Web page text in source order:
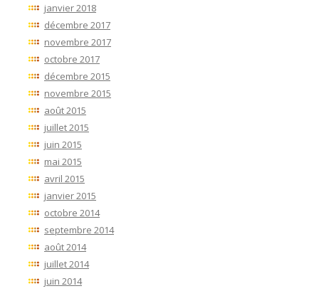
janvier 2018
décembre 2017
novembre 2017
octobre 2017
décembre 2015
novembre 2015
août 2015
juillet 2015
juin 2015
mai 2015
avril 2015
janvier 2015
octobre 2014
septembre 2014
août 2014
juillet 2014
juin 2014